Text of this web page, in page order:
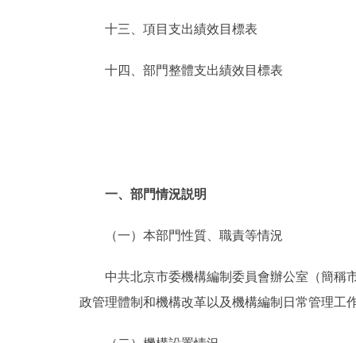
十三、項目支出績效目標表
十四、部門整體支出績效目標表
一、部門情況説明
（一）本部門性質、職責等情況
中共北京市委機構編制委員會辦公室（簡稱市
政管理體制和機構改革以及機構編制日常管理工